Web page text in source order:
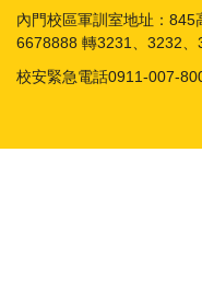
內門校區軍訓室地址：
6678888 轉3231、3232
校安緊急電話0911-007-